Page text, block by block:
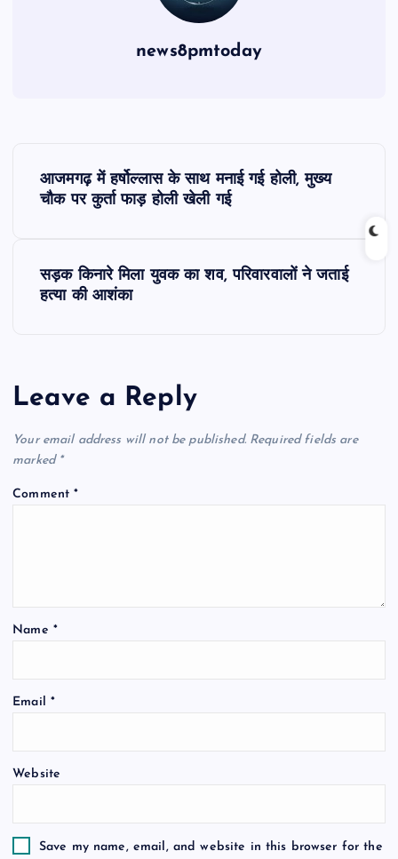
news8pmtoday
a
v
i
i
o
आजमगढ़ में हर्षोल्लास के साथ मनाई गई होली, मुख्य
चौक पर कुर्ता फाड़ होली खेली गई
सड़क किनारे मिला युवक का शव, परिवारवालों ने जताई
हत्या की आशंका
Leave a Reply
Your email address will not be published. Required fields are
marked *
Comment*
Name *
Email *
Website
Save my name, email, and website in this browser for the